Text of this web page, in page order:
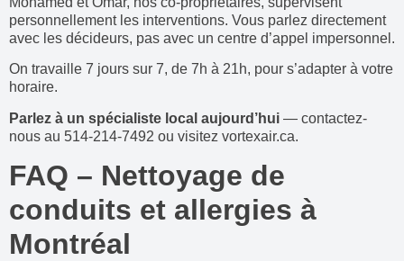
personnellement les interventions. Vous parlez directement
avec les décideurs, pas avec un centre d’appel impersonnel.
On travaille 7 jours sur 7, de 7h à 21h, pour s’adapter à votre
horaire.
Parlez à un spécialiste local aujourd’hui — contactez-
nous au 514-214-7492 ou visitez vortexair.ca.
FAQ – Nettoyage de
conduits et allergies à
Montréal